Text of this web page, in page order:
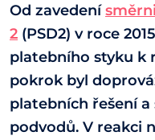
Od zavedení
2 (PSD2) v roce
platebního styku k
pokrok byl
platebních řešení
podvodů. V reakci